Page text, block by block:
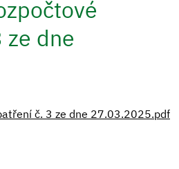
dne
č. 3 ze dne 27.03.2025.pdf